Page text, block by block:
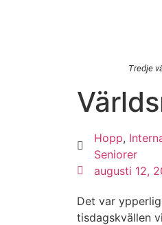
Tredje
Hopp,
Seniorer
augusti 12,
Det var
tisdagskvällen